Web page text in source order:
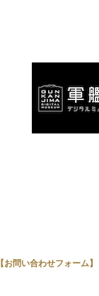
【お問い合わせフォーム】